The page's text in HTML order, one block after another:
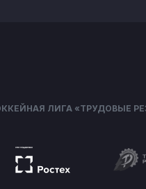
ЛИГА «ТРУДОВЫЕ